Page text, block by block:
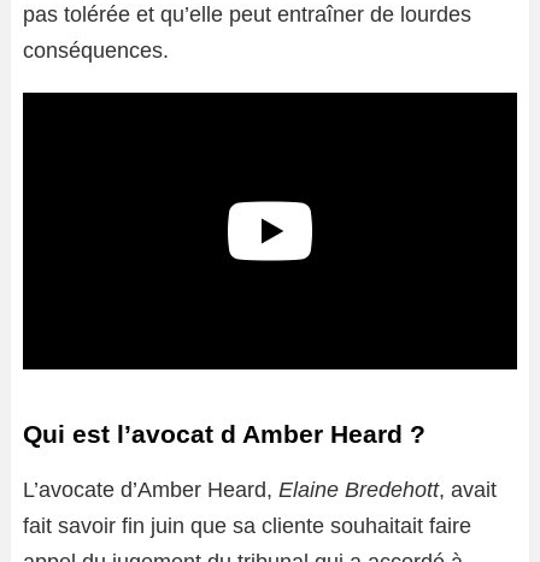
pas tolérée et qu’elle peut entraîner de lourdes
conséquences.
Qui est l’avocat d Amber Heard ?
L’avocate d’Amber Heard, Elaine Bredehott, avait
fait savoir fin juin que sa cliente souhaitait faire